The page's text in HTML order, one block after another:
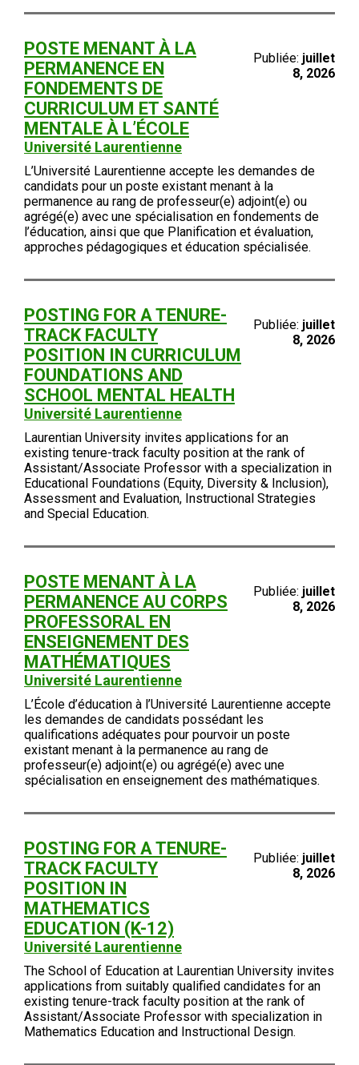
POSTE MENANT À LA
PERMANENCE EN
FONDEMENTS DE
CURRICULUM ET SANTÉ
MENTALE À L’ÉCOLE
Université Laurentienne
Publiée: juillet
8, 2026
L’Université Laurentienne accepte les demandes de
candidats pour un poste existant menant à la
permanence au rang de professeur(e) adjoint(e) ou
agrégé(e) avec une spécialisation en fondements de
l’éducation, ainsi que que Planification et évaluation,
approches pédagogiques et éducation spécialisée.
POSTING FOR A TENURE-
TRACK FACULTY
POSITION IN CURRICULUM
FOUNDATIONS AND
SCHOOL MENTAL HEALTH
Université Laurentienne
Publiée: juillet
8, 2026
Laurentian University invites applications for an
existing tenure-track faculty position at the rank of
Assistant/Associate Professor with a specialization in
Educational Foundations (Equity, Diversity & Inclusion),
Assessment and Evaluation, Instructional Strategies
and Special Education.
POSTE MENANT À LA
PERMANENCE AU CORPS
PROFESSORAL EN
ENSEIGNEMENT DES
MATHÉMATIQUES
Université Laurentienne
Publiée: juillet
8, 2026
L’École d’éducation à l’Université Laurentienne accepte
les demandes de candidats possédant les
qualifications adéquates pour pourvoir un poste
existant menant à la permanence au rang de
professeur(e) adjoint(e) ou agrégé(e) avec une
spécialisation en enseignement des mathématiques.
POSTING FOR A TENURE-
TRACK FACULTY
POSITION IN
MATHEMATICS
EDUCATION (K-12)
Université Laurentienne
Publiée: juillet
8, 2026
The School of Education at Laurentian University invites
applications from suitably qualified candidates for an
existing tenure-track faculty position at the rank of
Assistant/Associate Professor with specialization in
Mathematics Education and Instructional Design.